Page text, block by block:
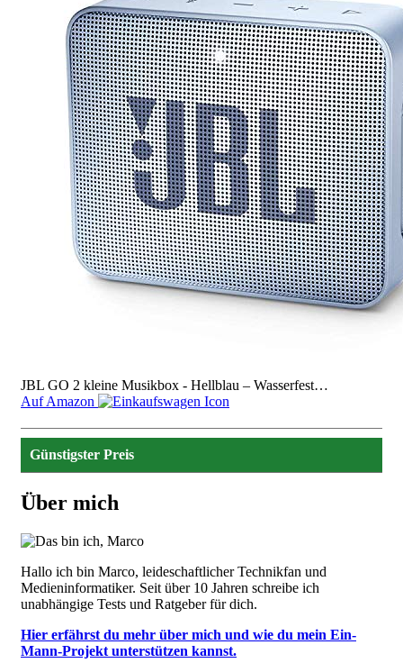
JBL GO 2 kleine Musikbox - Hellblau – Wasserfest…
Auf Amazon
Günstigster Preis
Über mich
Image
Hallo ich bin Marco, leideschaftlicher Technikfan und
Medieninformatiker. Seit über 10 Jahren schreibe ich
unabhängige Tests und Ratgeber für dich.
Hier erfährst du mehr über mich und wie du mein Ein-
Mann-Projekt unterstützen kannst.